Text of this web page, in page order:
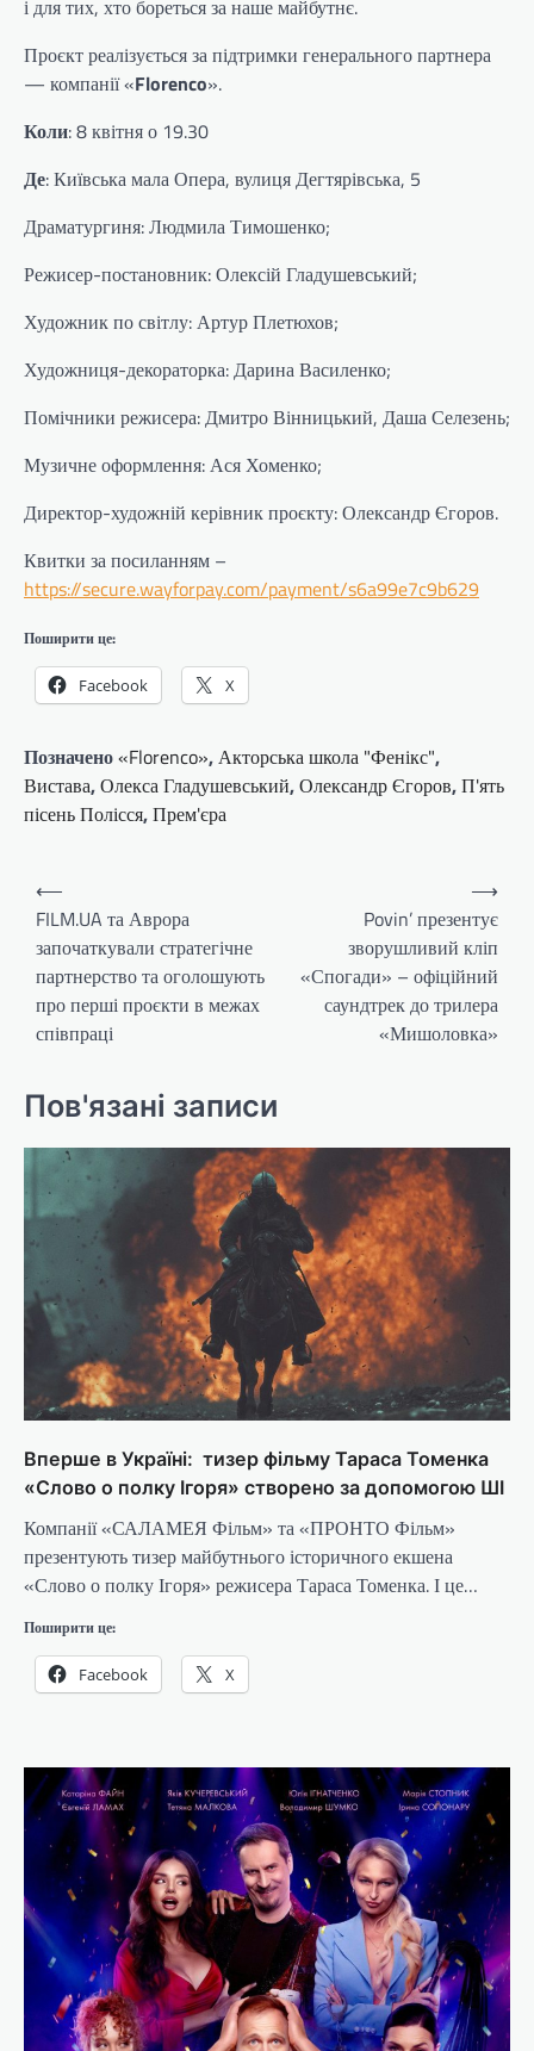
і для тих, хто бореться за наше майбутнє.
Проєкт реалізується за підтримки генерального партнера
— компанії «Florenco».
Коли: 8 квітня о 19.30
Де: Київська мала Опера, вулиця Дегтярівська, 5
Драматургиня: Людмила Тимошенко;
Режисер-постановник: Олексій Гладушевський;
Художник по світлу: Артур Плетюхов;
Художниця-декораторка: Дарина Василенко;
Помічники режисера: Дмитро Вінницький, Даша Селезень;
Музичне оформлення: Ася Хоменко;
Директор-художній керівник проєкту: Олександр Єгоров.
Квитки за посиланням –
https://secure.wayforpay.com/payment/s6a99e7c9b629
Поширити це:
Facebook X
Позначено«Florenco»,Акторська школа "Фенікс",
Вистава,Олекса Гладушевський,Олександр Єгоров,П'ять
пісень Полісся,Прем'єра
Навігація
записів
⟵
FILM.UA та Аврора
започаткували стратегічне
партнерство та оголошують
про перші проєкти в межах
співпраці
Povin’ презентує
зворушливий кліп
«Спогади» – офіційний
саундтрек до трилера
«Мишоловка»
⟶
Пов'язані записи
Вперше в Україні: тизер фільму Тараса Томенка
«Слово о полку Ігоря» створено за допомогою ШІ
Компанії «САЛАМЕЯ Фільм» та «ПРОНТО Фільм»
презентують тизер майбутнього історичного екшена
«Слово о полку Ігоря» режисера Тараса Томенка. І це…
Поширити це:
Facebook X